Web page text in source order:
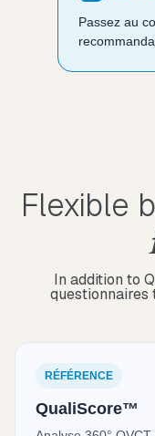
Passez au
Flexible
In addition to
questionnaires
RÉFÉRENCE
QualiScore™